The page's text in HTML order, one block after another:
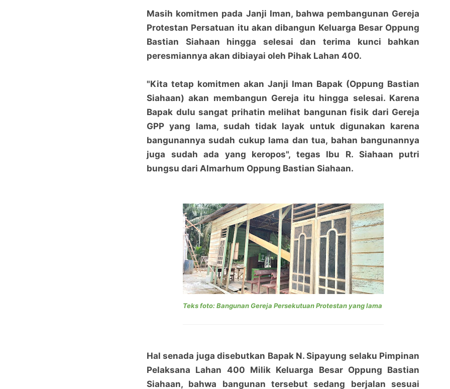
Masih komitmen pada Janji Iman, bahwa pembangunan Gereja
Protestan Persatuan itu akan dibangun Keluarga Besar Oppung
Bastian Siahaan hingga selesai dan terima kunci bahkan
peresmiannya akan dibiayai oleh Pihak Lahan 400.
"Kita tetap komitmen akan Janji Iman Bapak (Oppung Bastian
Siahaan) akan membangun Gereja itu hingga selesai. Karena
Bapak dulu sangat prihatin melihat bangunan fisik dari Gereja
GPP yang lama, sudah tidak layak untuk digunakan karena
bangunannya sudah cukup lama dan tua, bahan bangunannya
juga sudah ada yang keropos", tegas Ibu R. Siahaan putri
bungsu dari Almarhum Oppung Bastian Siahaan.
Teks foto: Bangunan Gereja Persekutuan Protestan yang lama
Hal senada juga disebutkan Bapak N. Sipayung selaku Pimpinan
Pelaksana Lahan 400 Milik Keluarga Besar Oppung Bastian
Siahaan, bahwa bangunan tersebut sedang berjalan sesuai